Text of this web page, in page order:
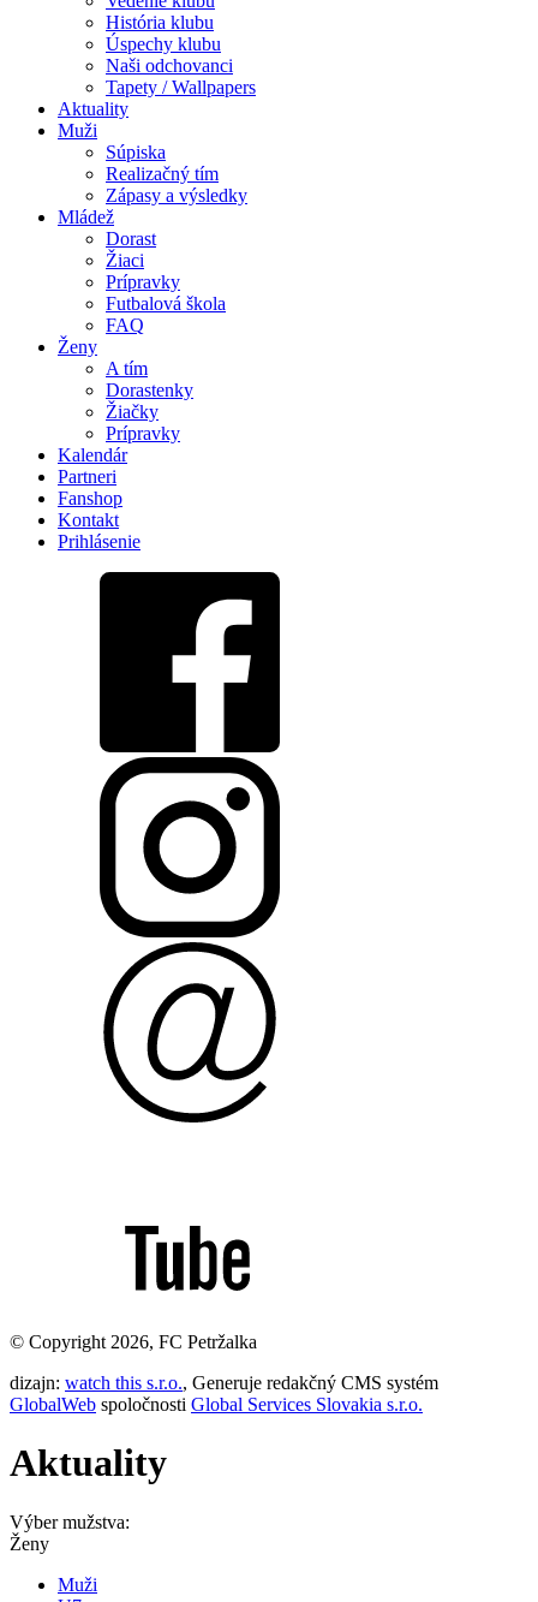
História klubu
Úspechy klubu
Naši odchovanci
Tapety / Wallpapers
Aktuality
Muži
Súpiska
Realizačný tím
Zápasy a výsledky
Mládež
Dorast
Žiaci
Prípravky
Futbalová škola
FAQ
Ženy
A tím
Dorastenky
Žiačky
Prípravky
Kalendár
Partneri
Fanshop
Kontakt
Prihlásenie
© Copyright 2026, FC Petržalka
dizajn: watch this s.r.o., Generuje redakčný CMS systém
GlobalWeb spoločnosti Global Services Slovakia s.r.o.
Aktuality
Výber mužstva:
Ženy
Muži